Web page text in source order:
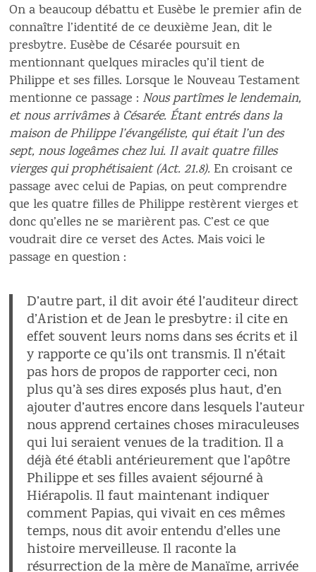
On a beaucoup débattu et Eusèbe le premier afin de
connaître l’identité de ce deuxième Jean, dit le
presbytre. Eusèbe de Césarée poursuit en
mentionnant quelques miracles qu’il tient de
Philippe et ses filles. Lorsque le Nouveau Testament
mentionne ce passage : Nous partîmes le lendemain,
et nous arrivâmes à Césarée. Étant entrés dans la
maison de Philippe l’évangéliste, qui était l’un des
sept, nous logeâmes chez lui. Il avait quatre filles
vierges qui prophétisaient (Act. 21.8).En croisant ce
passage avec celui de Papias, on peut comprendre
que les quatre filles de Philippe restèrent vierges et
donc qu’elles ne se marièrent pas. C’est ce que
voudrait dire ce verset des Actes. Mais voici le
passage en question :
D’autre part, il dit avoir été l’auditeur direct
d’Aristion et de Jean le presbytre : il cite en
effet souvent leurs noms dans ses écrits et il
y rapporte ce qu’ils ont transmis. Il n’était
pas hors de propos de rapporter ceci, non
plus qu’à ses dires exposés plus haut, d’en
ajouter d’autres encore dans lesquels l’auteur
nous apprend certaines choses miraculeuses
qui lui seraient venues de la tradition. Il a
déjà été établi antérieurement que l’apôtre
Philippe et ses filles avaient séjourné à
Hiérapolis. Il faut maintenant indiquer
comment Papias, qui vivait en ces mêmes
temps, nous dit avoir entendu d’elles une
histoire merveilleuse. Il raconte la
résurrection de la mère de Manaïme, arrivée